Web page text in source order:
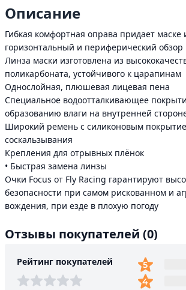
Описание
Гибкая комфортная оправа придает маске
горизонтальный и периферический обзор
Линза маски изготовлена из
поликарбоната, устойчивого к царапинам
Однослойная, плюшевая лицевая пена
Специальное водоотталкивающее
образованию влаги на внутренней
Широкий ремень c силиконовым
соскальзывания
Крепления для отрывных плёнок
• Быстрая замена линзы
Очки Focus от Fly Racing гарантируют
безопасности при самом рискованном и
вождения, при езде в плохую погоду
Отзывы покупателей (0)
Рейтинг покупателей